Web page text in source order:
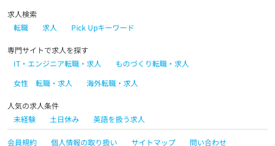
求人検索
転職
求人 Pick Upキーワード
専門サイトで求人を探す
IT・エンジニア転職・求人
ものづくり転職・求人
女性 転職・求人
海外転職・求人
人気の求人条件
未経験
土日休み 英語を扱う求人
会員規約 個人情報の取り扱い サイトマップ 問い合わせ